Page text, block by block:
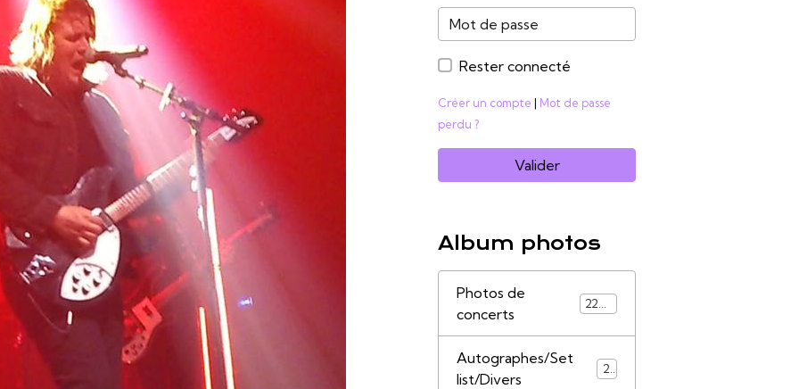
Rester connecté
Créer un compte | Mot de passe
perdu ?
Valider
Album photos
Photos de
concerts
2285
Autographes/Set
list/Divers
21